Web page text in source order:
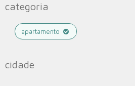
categoria
apartamento
cidade